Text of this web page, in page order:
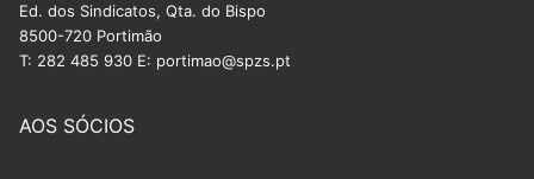
Ed. dos Sindicatos, Qta. do Bispo
8500-720 Portimão
T: 282 485 930 E: portimao@spzs.pt
AOS SÓCIOS